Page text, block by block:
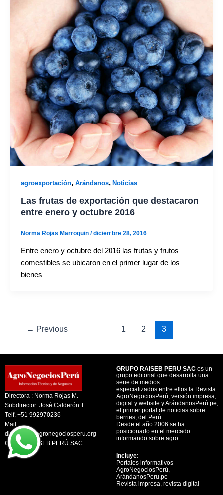
agroexportación, Arándanos, Noticias
Las frutas de exportación que destacaron
entre enero y octubre 2016
Norma Rojas Marroquin /diciembre 28, 2016
Entre enero y octubre del 2016 las frutas y frutos
comestibles se ubicaron en el primer lugar de los
bienes
← Previous 1 2 3
Directora : Norma Rojas M.
Subdirector: José Calderón T.
Telf. +51 992970236
Mail:
direccion@agronegociosperu.org
GRUPO RAISEB PERÚ SAC
GRUPO RAISEB PERU SAC es un
grupo editorial que desarrolla una
serie de medios
especializados entre ellos la Revista
AgroNegociosPerú, versión impresa,
digital y website y ArándanosPerú.pe,
el primer portal de noticias sobre
berries, del Perú
Desde el año 2006 se ha
posicionado en el mercado
informando sobre agro.
Incluye:
Portales informativos
AgroNegociosPerú,
ArándanosPeru.pe
Revista impresa, revista digital